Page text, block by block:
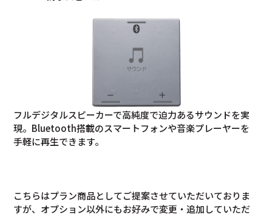
フルデジタルスピーカーで高純度で迫力あるサウンドを実
現。Bluetooth搭載のスマートフォンや音楽プレーヤーを
手軽に再生できます。
こちらはプラン商品としてご提案させていただいておりま
すが、オプション以外にもお好みで変更・追加していただ